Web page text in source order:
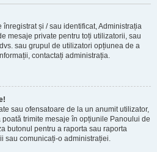
înregistrat și / sau identificat, Administrația
mesaje private pentru toți utilizatorii, sau
sau grupul de utilizatori opțiunea de a
contactați administrația.
sau ofensatoare de la un anumit utilizator,
trimite mesaje în opțiunile Panoului de
butonul pentru a raporta sau raporta
sau comunicați-o administrației.